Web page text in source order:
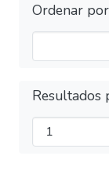
Ordenar por
Resultados